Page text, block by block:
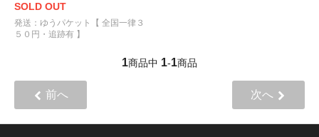
SOLD OUT
発送：ゆうパケット【 全国一律３
５０円・追跡有 】
1商品中 1-1商品
前へ 次へ